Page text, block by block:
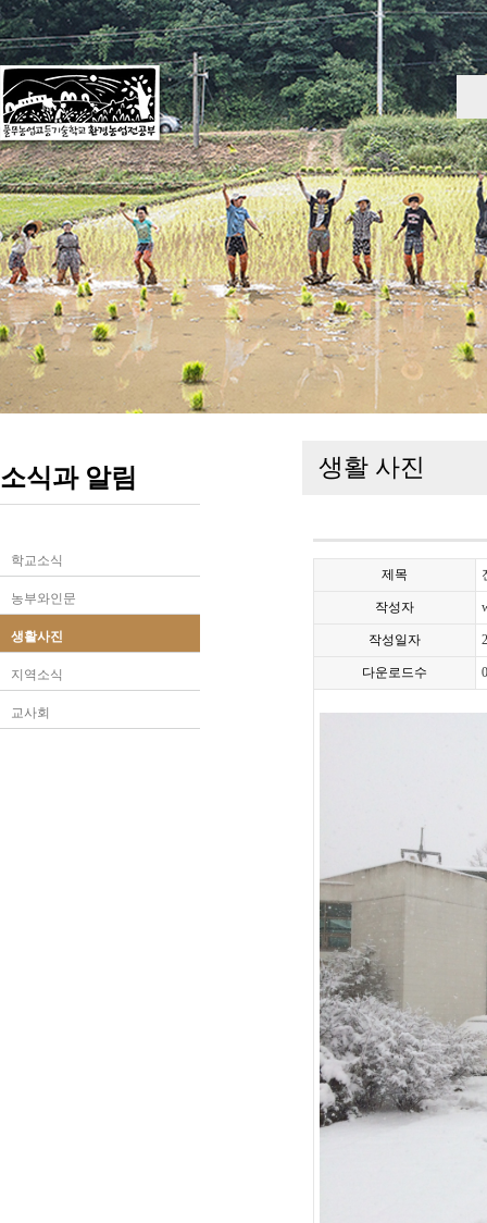
소식과 알림
학교소식
농부와인문
생활사진
지역소식
교사회
생활 사진
제목
작성자
작성일자
다운로드수 0